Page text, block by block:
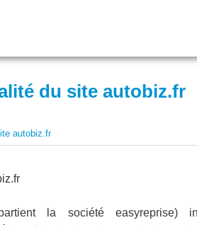
du site autobiz.fr
autobiz.fr
la société easyreprise)